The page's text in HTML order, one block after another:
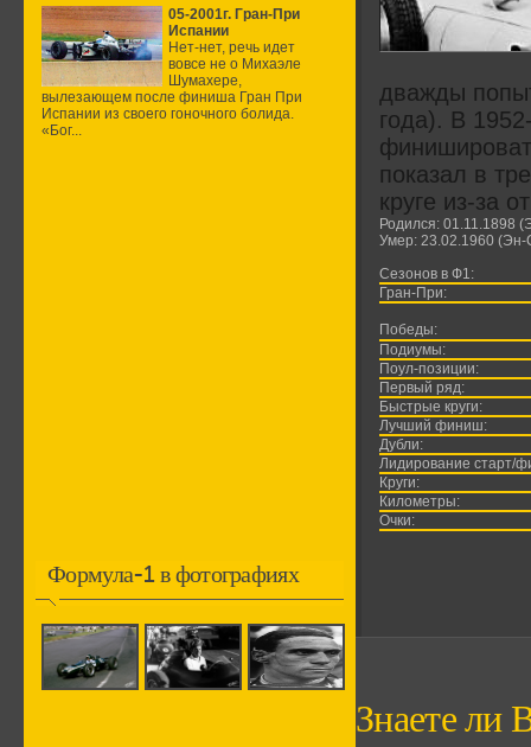
05-2001г. Гран-При
Испании
Нет-нет, речь идет
вовсе не о Михаэле
Шумахере,
вылезающем после финиша Гран При
Испании из своего гоночного болида.
«Бог...
Формула-1 в фотографиях
дважды
года). В
показал в
круге из-за
Родился: 01.11.1898
Умер: 23.02.1960 (Эн-
Сезонов в Ф1:
Гран-При:
Победы:
Подиумы:
Поул-позиции:
Первый ряд:
Быстрые круги:
Лучший финиш:
Дубли:
Лидирование старт/
Круги:
Километры:
Очки:
Знаете ли